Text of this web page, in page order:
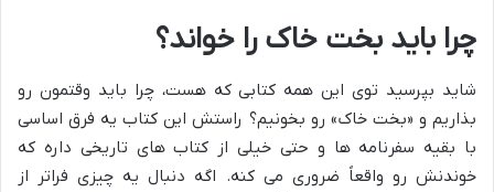
چرا باید بخت خاک را خواند؟
شاید بپرسید توی این همه کتابی که هست، چرا باید وقتمون رو
بذاریم و «بخت خاک» رو بخونیم؟ راستش این کتاب یه فرق اساسی
با بقیه سفرنامه ها و حتی خیلی از کتاب های تاریخی داره که
خوندنش رو واقعاً ضروری می کنه. اگه دنبال یه چیزی فراتر از